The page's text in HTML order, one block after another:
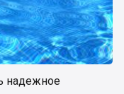
надежное